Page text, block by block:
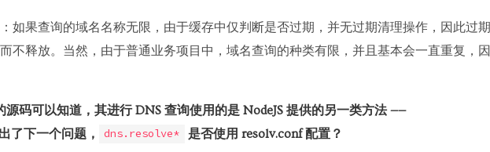
如果查询的域名名称无限，由于缓存中仅判断是否过期，并无过期清理操作，因此过期
不释放。当然，由于普通业务项目中，域名查询的种类有限，并且基本会一直重复，因
码可以知道，其进行 DNS 查询使用的是 NodeJS 提供的另一类方法 ——
了下一个问题，
dns.resolve* 是否使用 resolv.conf 配置？